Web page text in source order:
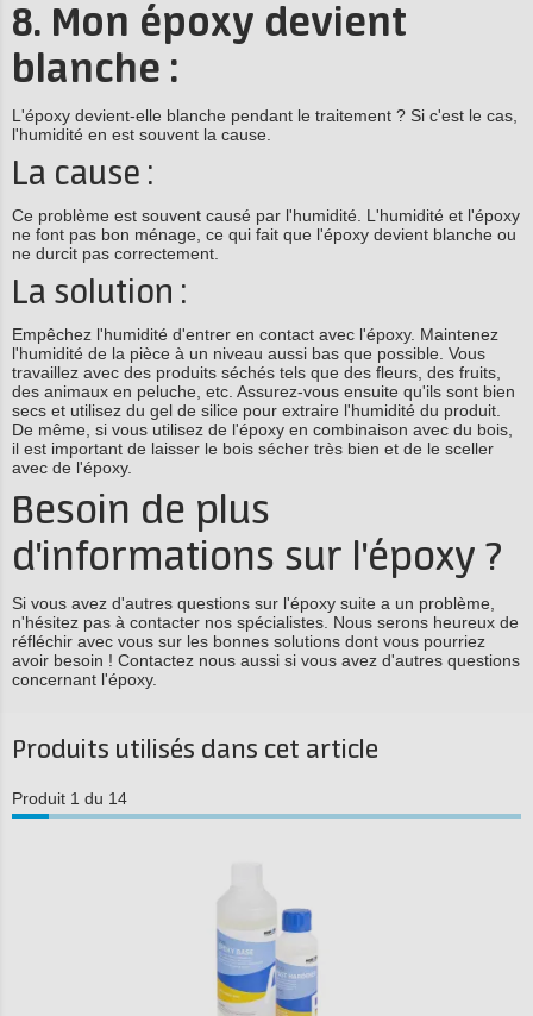
8. Mon époxy devient
blanche :
L'époxy devient-elle blanche pendant le traitement ? Si c'est le cas,
l'humidité en est souvent la cause.
La cause :
Ce problème est souvent causé par l'humidité. L'humidité et l'époxy
ne font pas bon ménage, ce qui fait que l'époxy devient blanche ou
ne durcit pas correctement.
La solution :
Empêchez l'humidité d'entrer en contact avec l'époxy. Maintenez
l'humidité de la pièce à un niveau aussi bas que possible. Vous
travaillez avec des produits séchés tels que des fleurs, des fruits,
des animaux en peluche, etc. Assurez-vous ensuite qu'ils sont bien
secs et utilisez du gel de silice pour extraire l'humidité du produit.
De même, si vous utilisez de l'époxy en combinaison avec du bois,
il est important de laisser le bois sécher très bien et de le sceller
avec de l'époxy.
Besoin de plus
d'informations sur l'époxy ?
Si vous avez d'autres questions sur l'époxy suite a un problème,
n'hésitez pas à contacter nos spécialistes. Nous serons heureux de
réfléchir avec vous sur les bonnes solutions dont vous pourriez
avoir besoin ! Contactez nous aussi si vous avez d'autres questions
concernant l'époxy.
Produits utilisés dans cet article
Produit 1 du 14